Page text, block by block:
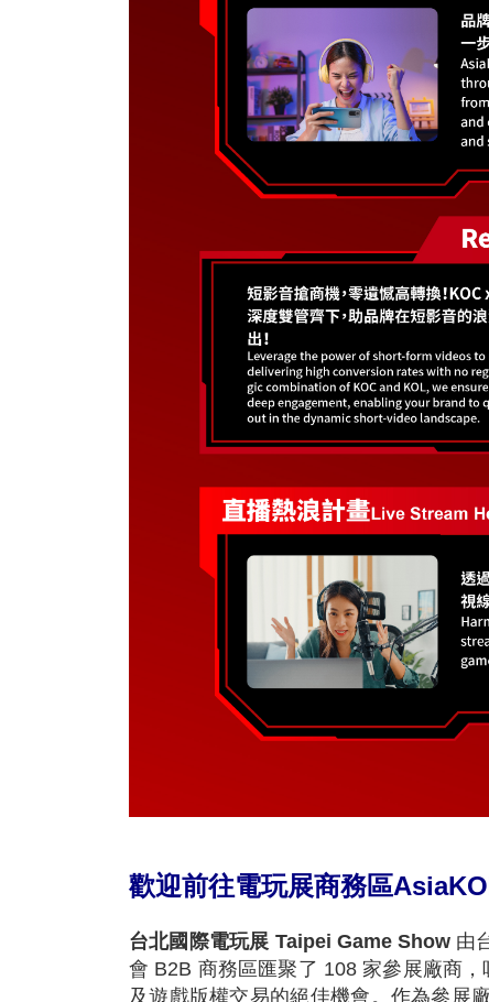
歡迎前往電玩展商務區
台北國際電玩展 Taipei Game Show 由
會 B2B 商務區匯聚了 108 家參展廠商
及遊戲版權交易的絕佳機會。作為參展